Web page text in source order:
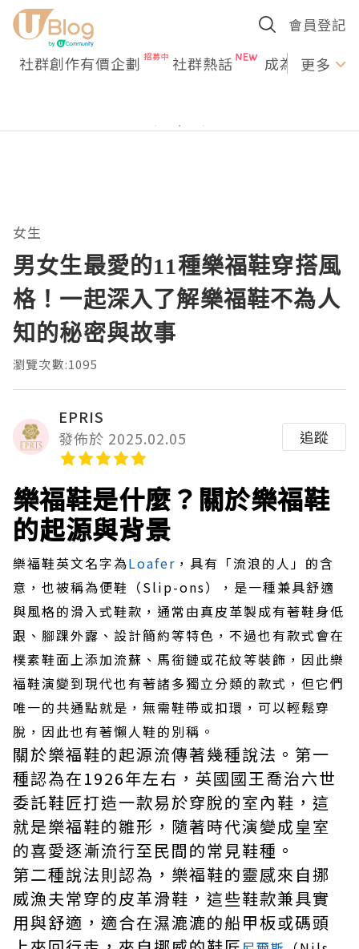
會員登記
社群創作有價企劃 社群熱話 成為U更多
女生
男女生最愛的11種樂福鞋穿搭風
格！一起深入了解樂福鞋不為人
知的秘密與故事
瀏覽次數:1095
EPRIS
發佈於 2025.02.05
追蹤
樂福鞋是什麼？關於樂福鞋
的起源與背景
樂福鞋英文名字為Loafer ，具有「流浪的人」的含
意，也被稱為便鞋（Slip-ons），是一種兼具舒適
與風格的滑入式鞋款，通常由真皮革製成有著鞋身低
跟、腳踝外露、設計簡約等特色，不過也有款式會在
樸素鞋面上添加流蘇、馬銜鏈或花紋等裝飾，因此樂
福鞋演變到現代也有著諸多獨立分類的款式，但它們
唯一的共通點就是，無需鞋帶或扣環，可以輕鬆穿
脫，因此也有著懶人鞋的別稱。
關於樂福鞋的起源流傳著幾種說法。第一
種認為在1926年左右，英國國王喬治六世
委託鞋匠打造一款易於穿脫的室內鞋，這
就是樂福鞋的雛形，隨著時代演變成皇室
的喜愛逐漸流行至民間的常見鞋種。
第二種說法則認為，樂福鞋的靈感來自挪
威漁夫常穿的皮革滑鞋，這些鞋款兼具實
用與舒適，適合在濕漉漉的船甲板或碼頭